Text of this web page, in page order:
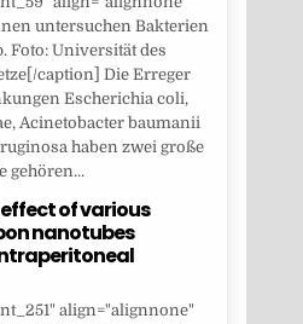
untersuchen Bakterien
Foto: Universität des
caption] Die Erreger
Escherichia coli,
Acinetobacter baumanii
haben zwei große
gehören...
of various
nanotubes
align="alignnone"